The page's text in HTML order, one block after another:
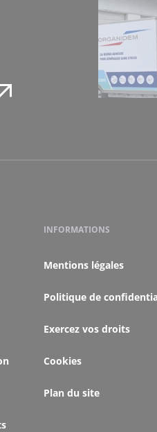
INFORMATIONS
Mentions légales
Politique de
Exercez vos droits
Cookies
Plan du site